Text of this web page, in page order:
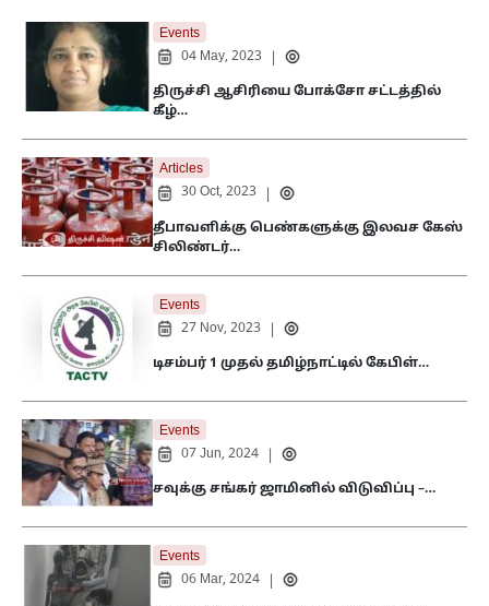
Events
04 May, 2023
திருச்சி ஆசிரியை போக்சோ சட்டத்தில்
கீழ்…
Articles
30 Oct, 2023
தீபாவளிக்கு பெண்களுக்கு இலவச கேஸ்
சிலிண்டர்…
Events
27 Nov, 2023
டிசம்பர் 1 முதல் தமிழ்நாட்டில் கேபிள்…
Events
07 Jun, 2024
சவுக்கு சங்கர் ஜாமினில் விடுவிப்பு –…
Events
06 Mar, 2024